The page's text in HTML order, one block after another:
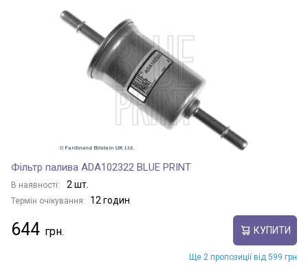
Фільтр палива ADA102322 BLUE PRINT
В наявності: 2 шт.
Термін очікування: 12 годин
644 КУПИТИ
Ще 2 пропозиції від 599 грн